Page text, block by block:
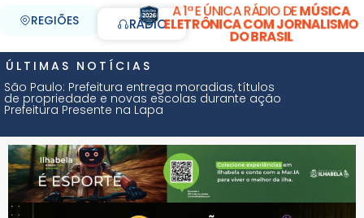
REGIÕES RÁDIO
A 1ª E ÚNICA RÁDIO DEMÚSICA
ELETRÔNICA COM JORNALISMO
DO BRASIL
ÚLTIMAS NOTÍCIAS
São Paulo: Prefeitura entrega moradias, títulos
de propriedade e novas escolas durante ação
Prefeitura Presente na Lapa